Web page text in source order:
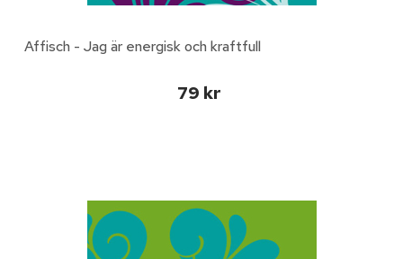
Affisch - Jag är energisk och kraftfull
79 kr